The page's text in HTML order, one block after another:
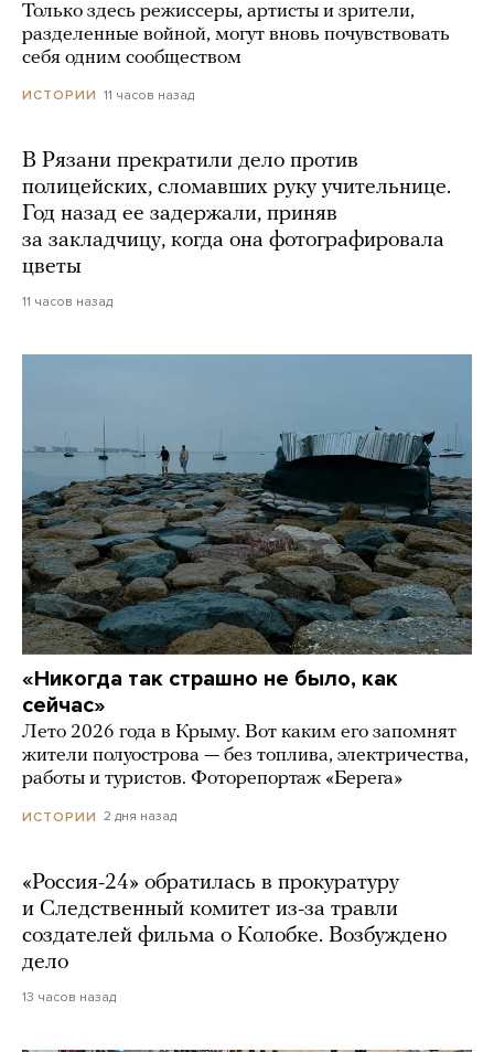
Только здесь режиссеры, артисты и зрители,
разделенные войной, могут вновь почувствовать
себя одним сообществом
ИСТОРИИ 11 часов назад
В Рязани прекратили дело против
полицейских, сломавших руку учительнице.
Год назад ее задержали, приняв
за закладчицу, когда она фотографировала
цветы
11 часов назад
«Никогда так страшно не было, как
сейчас»
Лето 2026 года в Крыму. Вот каким его запомнят
жители полуострова — без топлива, электричества,
работы и туристов. Фоторепортаж «Берега»
ИСТОРИИ 2 дня назад
«Россия-24» обратилась в прокуратуру
и Следственный комитет из-за травли
создателей фильма о Колобке. Возбуждено
дело
13 часов назад